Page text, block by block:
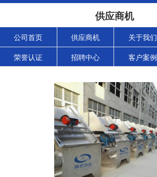
供应商机
公司首页 供应商机 关于我们
荣誉认证 招聘中心 客户案例